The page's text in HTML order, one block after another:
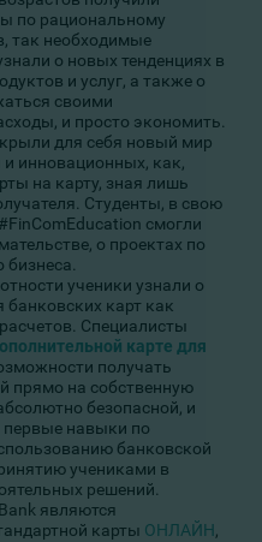
по рациональному
так необходимые
о новых тенденциях в
и услуг, а также о
своими
и просто экономить.
для себя новый мир
и инновационных, как,
на карту, зная лишь
Студенты, в свою
смогли
о проектах по
ученики узнали о
карт как
Специалисты
карте для
получать
прямо на собственную
безопасной, и
первые навыки по
банковской
учениками в
решений.
являются
карты ОНЛАЙН